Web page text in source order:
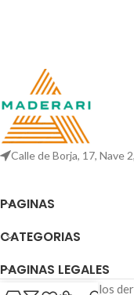
Calle de Borja, 17, Nave
PAGINAS
CATEGORIAS
PAGINAS LEGALES
©2026 Todos los